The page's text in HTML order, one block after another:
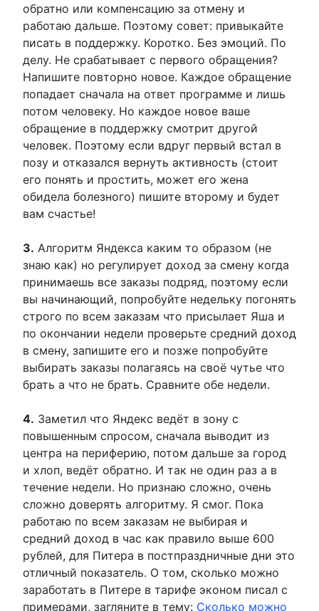
обратно или компенсацию за отмену и
работаю дальше. Поэтому совет: привыкайте
писать в поддержку. Коротко. Без эмоций. По
делу. Не срабатывает с первого обращения?
Напишите повторно новое. Каждое обращение
попадает сначала на ответ программе и лишь
потом человеку. Но каждое новое ваше
обращение в поддержку смотрит другой
человек. Поэтому если вдруг первый встал в
позу и отказался вернуть активность (стоит
его понять и простить, может его жена
обидела болезного) пишите второму и будет
вам счастье!
3. Алгоритм Яндекса каким то образом (не
знаю как) но регулирует доход за смену когда
принимаешь все заказы подряд, поэтому если
вы начинающий, попробуйте недельку погонять
строго по всем заказам что присылает Яша и
по окончании недели проверьте средний доход
в смену, запишите его и позже попробуйте
выбирать заказы полагаясь на своё чутье что
брать а что не брать. Сравните обе недели.
4. Заметил что Яндекс ведёт в зону с
повышенным спросом, сначала выводит из
центра на периферию, потом дальше за город
и хлоп, ведёт обратно. И так не один раз а в
течение недели. Но признаю сложно, очень
сложно доверять алгоритму. Я смог. Пока
работаю по всем заказам не выбирая и
средний доход в час как правило выше 600
рублей, для Питера в постпраздничные дни это
отличный показатель. О том, сколько можно
заработать в Питере в тарифе эконом писал с
примерами, загляните в тему: Сколько можно